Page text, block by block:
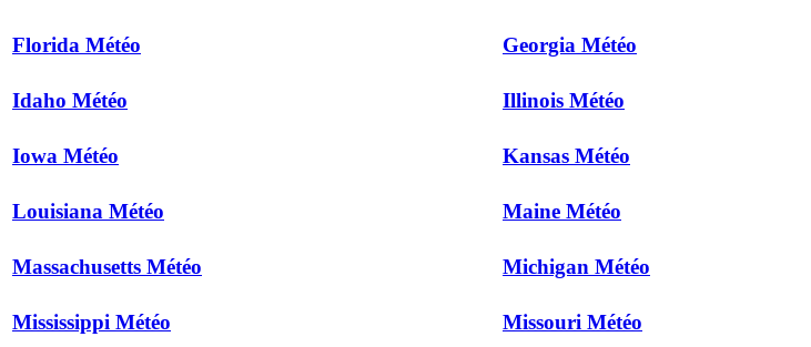
Florida Météo Georgia Météo
Idaho Météo Illinois Météo
Iowa Météo Kansas Météo
Louisiana Météo Maine Météo
Massachusetts Météo Michigan Météo
Mississippi Météo Missouri Météo